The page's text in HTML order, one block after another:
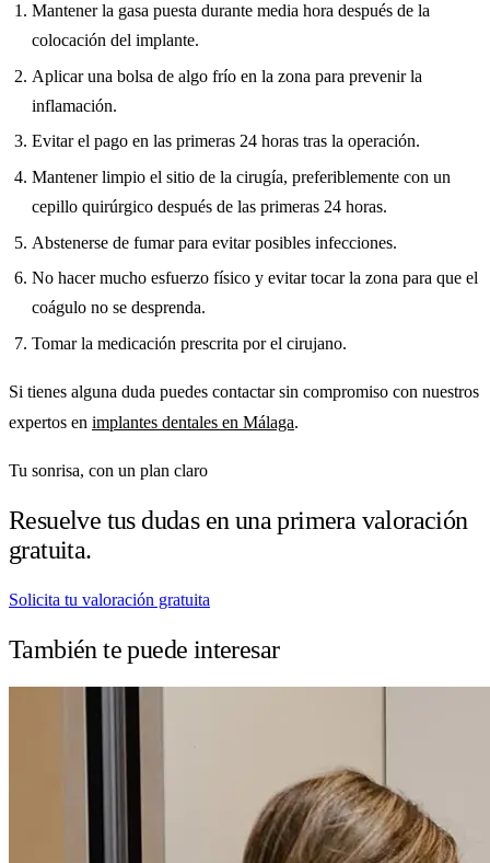
Mantener la gasa puesta durante media hora después de la
colocación del implante.
Aplicar una bolsa de algo frío en la zona para prevenir la
inflamación.
Evitar el pago en las primeras 24 horas tras la operación.
Mantener limpio el sitio de la cirugía, preferiblemente con un
cepillo quirúrgico después de las primeras 24 horas.
Abstenerse de fumar para evitar posibles infecciones.
No hacer mucho esfuerzo físico y evitar tocar la zona para que el
coágulo no se desprenda.
Tomar la medicación prescrita por el cirujano.
Si tienes alguna duda puedes contactar sin compromiso con nuestros
expertos en implantes dentales en Málaga.
Tu sonrisa, con un plan claro
Resuelve tus dudas en una primera valoración
gratuita.
Solicita tu valoración gratuita
También te puede interesar